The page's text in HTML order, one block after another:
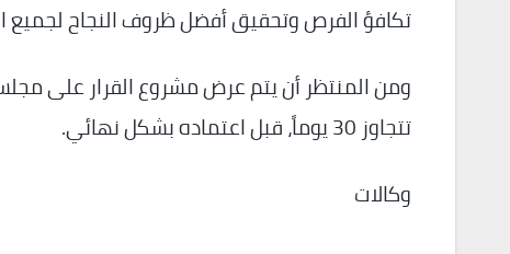
تكافؤ الفرص وتحقيق أفضل ظروف النجاح لجميع
ومن المنتظر أن يتم عرض مشروع القرار على مجلس
تتجاوز 30 يوماً، قبل اعتماده بشكل نهائي.
وكالات